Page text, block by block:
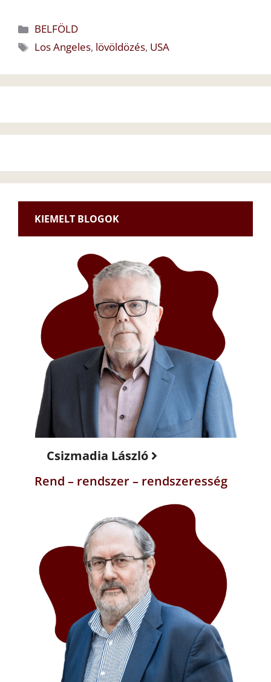
Kategória
BELFÖLD
Címkék
Los Angeles, lövöldözés, USA
KIEMELT BLOGOK
Csizmadia László
Rend – rendszer – rendszeresség